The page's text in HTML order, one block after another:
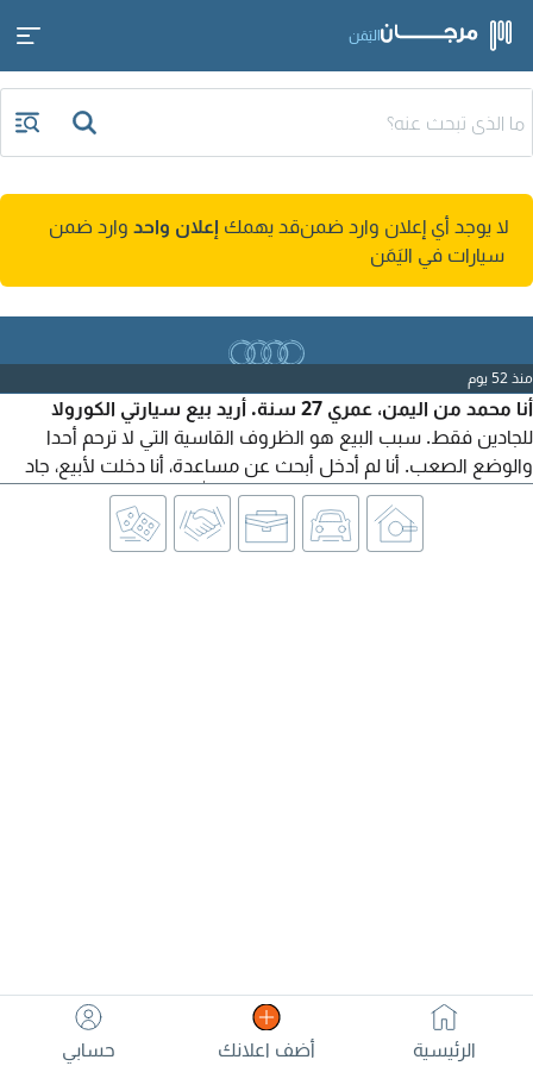
اليَمَن
لا يوجد أي إعلان وارد ضمنقد يهمك إعلان واحد وارد ضمن
سيارات في اليَمَن
منذ 52 يوم
أنا محمد من اليمن، عمري 27 سنة. أريد بيع سيارتي الكورولا
للجادين فقط. سبب البيع هو الظروف القاسية التي لا ترحم أحدا
والوضع الصعب. أنا لم أدخل أبحث عن مساعدة، أنا دخلت لأبيع، جاد
وصادق، ولا أريد مساعدة من أحد. حسبي الله ونعم الوكيل.
الرئيسية أضف اعلانك حسابي